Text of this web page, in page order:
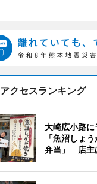
アクセスランキング
大崎広小路に
「魚沼しょ
弁当」 店主